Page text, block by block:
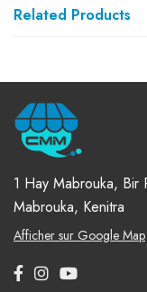
Related Products
1 Hay Mabrouka, Bir
Mabrouka, Kenitra
Afficher sur Google Map